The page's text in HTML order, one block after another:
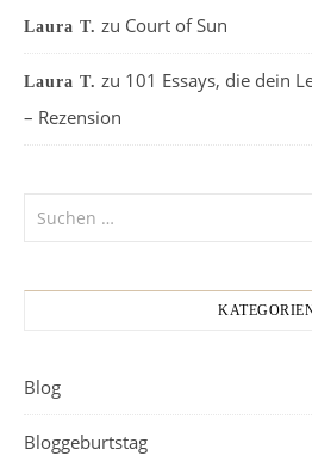
Laura T. zu Court of Sun
Laura T. zu 101 Essays, die dein
– Rezension
Blog
Bloggeburtstag